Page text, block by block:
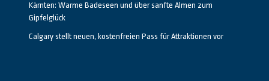
Kärnten: Warme Badeseen und über sanfte Almen zum
Gipfelglück
Calgary stellt neuen, kostenfreien Pass für Attraktionen vor